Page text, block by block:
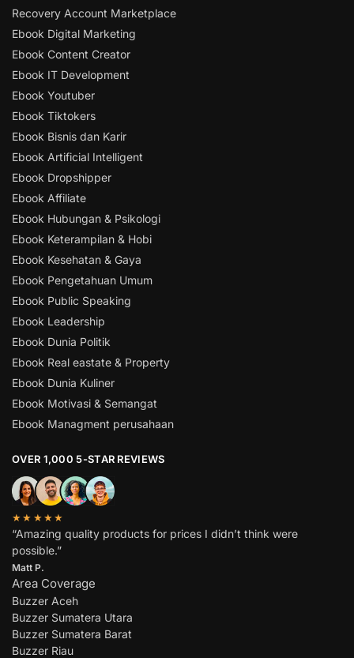
Recovery Account Marketplace
Ebook Digital Marketing
Ebook Content Creator
Ebook IT Development
Ebook Youtuber
Ebook Tiktokers
Ebook Bisnis dan Karir
Ebook Artificial Intelligent
Ebook Dropshipper
Ebook Affiliate
Ebook Hubungan & Psikologi
Ebook Keterampilan & Hobi
Ebook Kesehatan & Gaya
Ebook Pengetahuan Umum
Ebook Public Speaking
Ebook Leadership
Ebook Dunia Politik
Ebook Real eastate & Property
Ebook Dunia Kuliner
Ebook Motivasi & Semangat
Ebook Managment perusahaan
OVER 1,000 5-STAR REVIEWS
★★★★★
“Amazing quality products for prices I didn’t think were
possible.”
Matt P.
Area Coverage
Buzzer Aceh
Buzzer Sumatera Utara
Buzzer Sumatera Barat
Buzzer Riau